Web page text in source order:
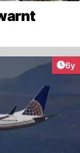
6y